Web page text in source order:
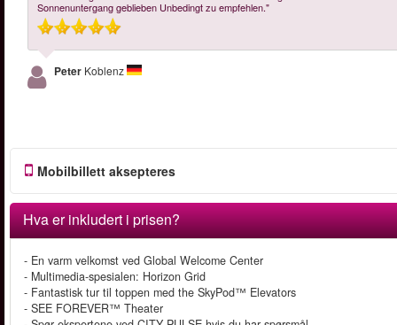
Sonnenuntergang geblieben Unbedingt zu empfehlen."
Peter Koblenz
Mobilbillett aksepteres
Hva er inkludert i prisen?
- En varm velkomst ved Global Welcome Center
- Multimedia-spesialen: Horizon Grid
- Fantastisk tur til toppen med the SkyPod™ Elevators
- SEE FOREVER™ Theater